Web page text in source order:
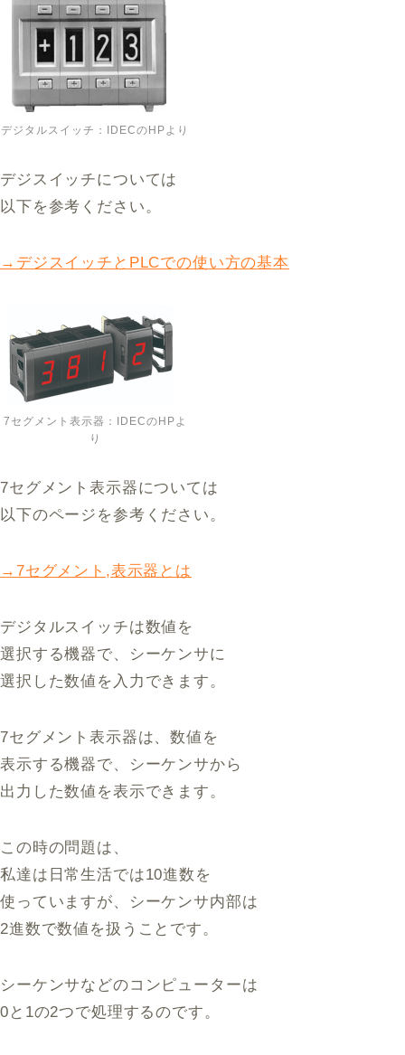
デジタルスイッチ：IDECのHPより
デジスイッチについては
以下を参考ください。
→デジスイッチとPLCでの使い方の基本
7セグメント表示器：IDECのHPよ
り
7セグメント表示器については
以下のページを参考ください。
→7セグメント,表示器とは
デジタルスイッチは数値を
選択する機器で、シーケンサに
選択した数値を入力できます。
7セグメント表示器は、数値を
表示する機器で、シーケンサから
出力した数値を表示できます。
この時の問題は、
私達は日常生活では10進数を
使っていますが、シーケンサ内部は
2進数で数値を扱うことです。
シーケンサなどのコンピューターは
0と1の2つで処理するのです。